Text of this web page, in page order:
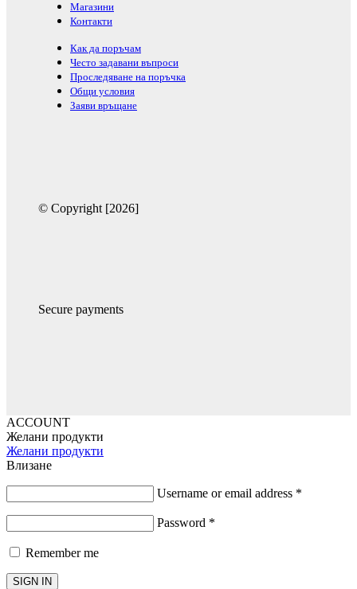
Магазини
Контакти
Как да поръчам
Често задавани въпроси
Проследяване на поръчка
Общи условия
Заяви връщане
© Copyright [2026]
Secure payments
ACCOUNT
Желани продукти
Желани продукти
Влизане
Username or email address *
Password *
Remember me
SIGN IN